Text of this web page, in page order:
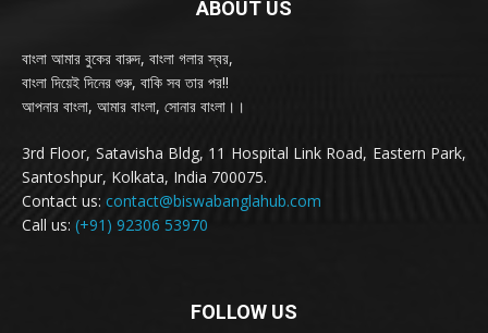
ABOUT US
বাংলা আমার বুকের বারুদ, বাংলা গলার স্বর,
বাংলা দিয়েই দিনের শুরু, বাকি সব তার পর!!
আপনার বাংলা, আমার বাংলা, সোনার বাংলা।।
3rd Floor, Satavisha Bldg, 11 Hospital Link Road, Eastern Park,
Santoshpur, Kolkata, India 700075.
Contact us: contact@biswabanglahub.com
Call us: (+91) 92306 53970
FOLLOW US